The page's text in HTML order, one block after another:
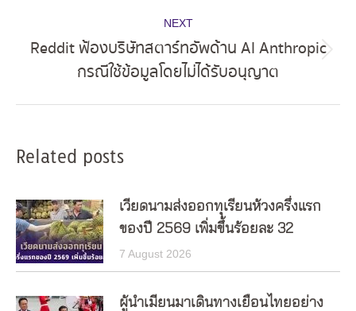
NEXT
Next
post:
Reddit ฟ้องบริษัทสตาร์ทอัพด้าน AI Anthropic
กรณีใช้ข้อมูลโดยไม่ได้รับอนุญาต
Related posts
เวียดนามส่งออกทุเรียนห้วงครึ่งแรก
ของปี 2569 เพิ่มขึ้นร้อยละ 32
7 August 2026
ผู้นำเมียนมาเดินทางเยือนไทยอย่าง